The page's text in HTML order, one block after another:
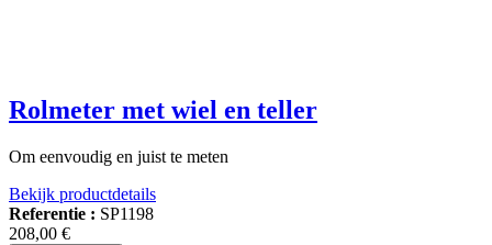
Rolmeter met wiel en teller
Om eenvoudig en juist te meten
Bekijk productdetails
Referentie : SP1198
208,00 €